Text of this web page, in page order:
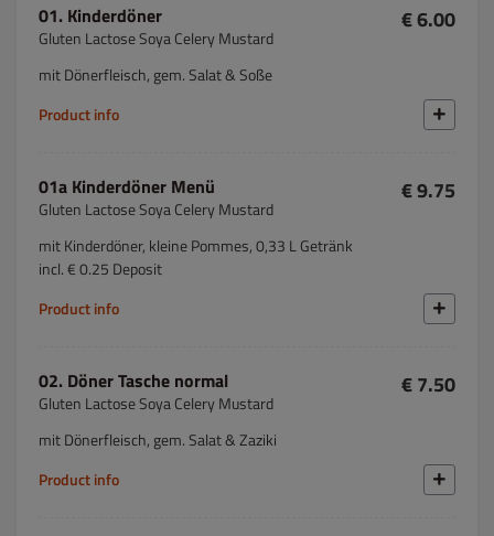
01. Kinderdöner
Gluten Lactose Soya Celery Mustard
€ 6.00
mit Dönerfleisch, gem. Salat & Soße
Product info
01a Kinderdöner Menü
Gluten Lactose Soya Celery Mustard
€ 9.75
mit Kinderdöner, kleine Pommes, 0,33 L Getränk
incl. € 0.25 Deposit
Product info
02. Döner Tasche normal
Gluten Lactose Soya Celery Mustard
€ 7.50
mit Dönerfleisch, gem. Salat & Zaziki
Product info